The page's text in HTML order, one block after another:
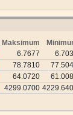
Maksimum
6.7677
78.7810
64.0720
4299.0700